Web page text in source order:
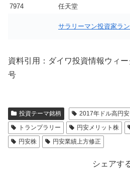
7974 任天堂
サラリーマン投資家ラ
資料引用：ダイワ投資情報ウィ
号
投資テーマ銘柄 2017年ドル高円安
トランプラリー
円安メリット株
円安株
円安業績上方修正
シェアす